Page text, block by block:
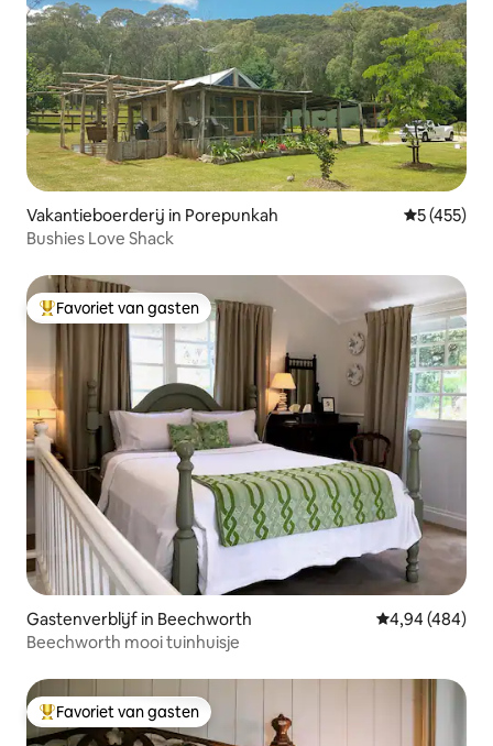
Vakantieboerderij in Porepunkah
5 (455)
Bushies Love Shack
Topfavoriet van gasten
Favoriet van gasten
Gastenverblijf in Beechworth Gemiddelde
4,94 (484)
Beechworth mooi tuinhuisje
Topfavoriet van gasten
Favoriet van gasten